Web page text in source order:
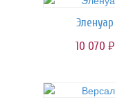
Эленуар
10 070 руб.